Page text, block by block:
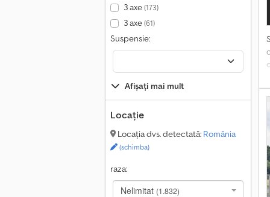
3 axe(173)
3 axe(61)
Suspensie:
Afișați mai mult
Locație
Locația dvs. detectată: România
(schimba)
raza:
Nelimitat (1.832)